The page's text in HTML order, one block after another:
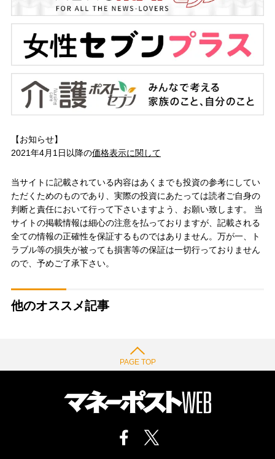
【お知らせ】
2021年4月1日以降の価格表示に関して
当サイトに記載されている内容はあくまでも投資の参考にしてい
ただくためのものであり、実際の投資にあたっては読者ご自身の
判断と責任において行って下さいますよう、お願い致します。 当
サイトの掲載情報は細心の注意を払っておりますが、記載される
全ての情報の正確性を保証するものではありません。万が一、ト
ラブル等の損失が被っても損害等の保証は一切行っておりません
ので、予めご了承下さい。
他のオススメ記事
PAGE TOP